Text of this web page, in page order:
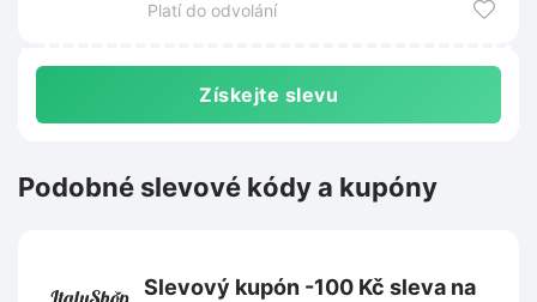
Platí do odvolání
Získejte slevu
Podobné slevové kódy a kupóny
Slevový kupón -100 Kč sleva na